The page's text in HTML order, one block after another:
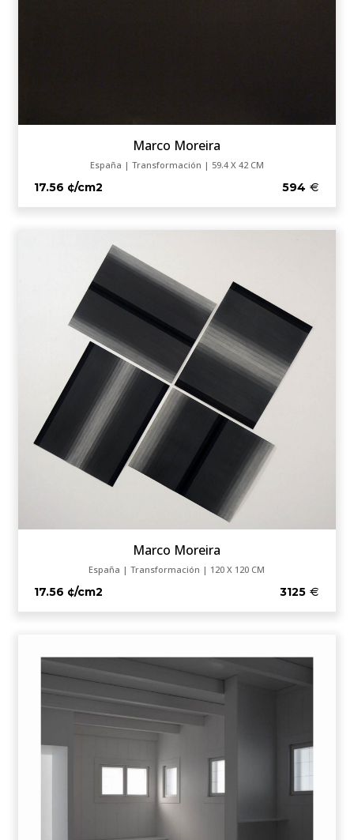
Marco Moreira
España | Transformación | 59.4 X 42 CM
17.56 ¢/cm2 594
Marco Moreira
España | Transformación | 120 X 120 CM
17.56 ¢/cm2 3125